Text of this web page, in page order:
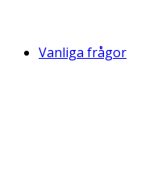
Vanliga frågor